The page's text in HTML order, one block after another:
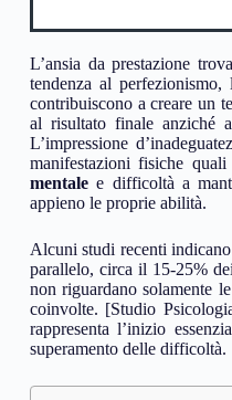
L’ansia da prestazione
tendenza al
contribuiscono a creare un
al risultato finale anziché
L’impressione
manifestazioni fisiche
mentale e difficoltà a
appieno le proprie abilità.
Alcuni studi recenti
parallelo, circa il 15-25%
non riguardano solamente
coinvolte. [Studio
rappresenta l’inizio
superamento delle difficoltà.